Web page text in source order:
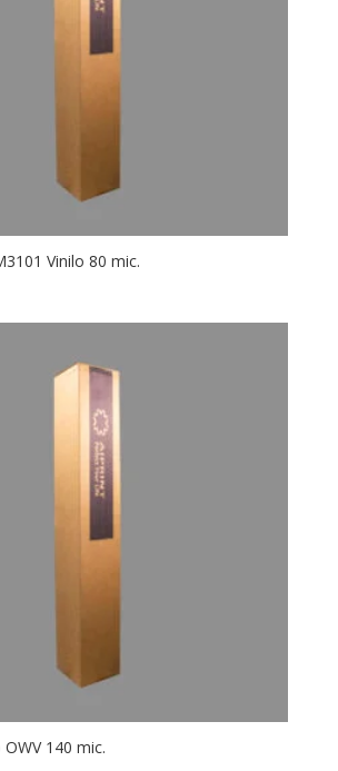
Vinilo 80 mic.
140 mic.